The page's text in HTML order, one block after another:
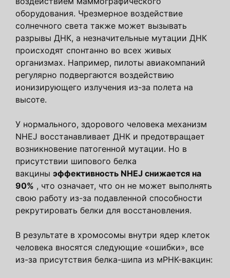
оборудования. Чрезмерное воздействие
солнечного света также может вызывать
разрывы ДНК, а незначительные мутации ДНК
происходят спонтанно во всех живых
организмах. Например, пилоты авиакомпаний
регулярно подвергаются воздействию
ионизирующего излучения из-за полета на
высоте.
У нормального, здорового человека механизм
NHEJ восстанавливает ДНК и предотвращает
возникновение патогенной мутации. Но в
присутствии шипового белка
вакцины эффективность NHEJ снижается на
90% , что означает, что он не может выполнять
свою работу из-за подавленной способности
рекрутировать белки для восстановления.
В результате в хромосомы внутри ядер клеток
человека вносятся следующие «ошибки», все
из-за присутствия белка-шипа из мРНК-вакцин: